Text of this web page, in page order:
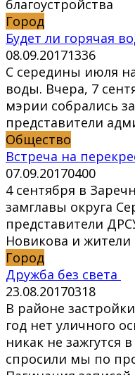
благоустройства
Город
Будет ли горячая
08.09.20171336
С середины июля
воды. Вчера, 7
мэрии собрались
представители
Общество
Встреча на
07.09.20170400
4 сентября в
замглавы округа
представители
Новикова и жители
Город
Дружба без света
23.08.20170318
В районе
год нет уличного
никак не зажгутся
спросили мы по